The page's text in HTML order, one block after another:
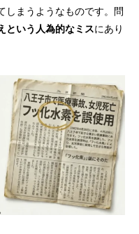
しまうようなものです。問
という人為的なミスにあり